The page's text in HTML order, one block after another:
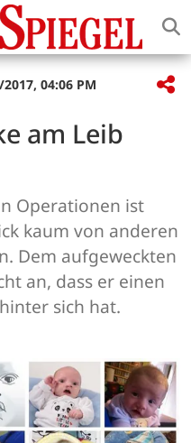
04:06 PM
am Leib
Operationen ist
kaum von anderen
Dem aufgeweckten
an, dass er einen
sich hat.